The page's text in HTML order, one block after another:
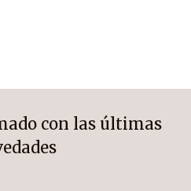
con las últimas